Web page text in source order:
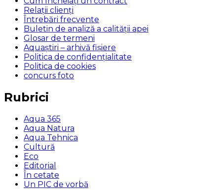
Relaţii clienţi
Întrebări frecvente
Buletin de analiză a calităţii apei
Glosar de termeni
Aquaștiri – arhivă fișiere
Politica de confidențialitate
Politica de cookies
concurs foto
Rubrici
Aqua 365
Aqua Natura
Aqua Tehnica
Cultură
Eco
Editorial
În cetate
Un PIC de vorbă